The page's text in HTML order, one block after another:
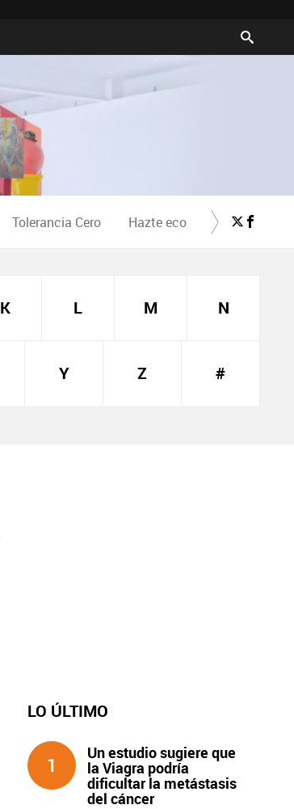
Tolerancia Cero Hazte eco Crea Cultura
K L M N
Y Z #
LO ÚLTIMO
1
Un estudio sugiere que
la Viagra podría
dificultar la metástasis
del cáncer